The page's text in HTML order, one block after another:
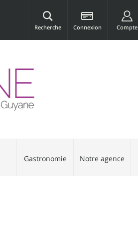
Recherche Connexion Compte
Gastronomie Notre agence